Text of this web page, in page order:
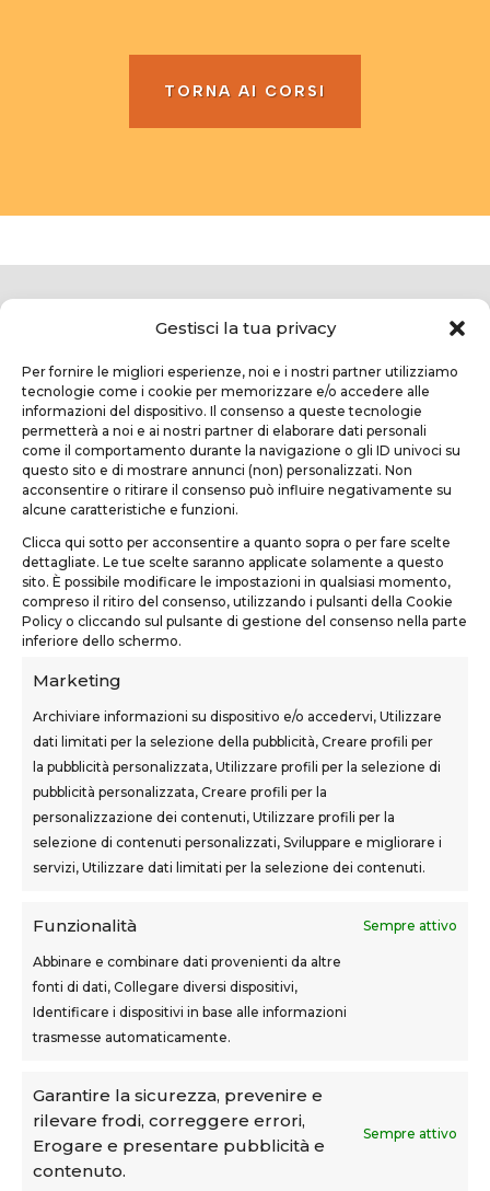
Gestisci la tua privacy
Per fornire le migliori esperienze, noi e i nostri partner utilizziamo
tecnologie come i cookie per memorizzare e/o accedere alle
informazioni del dispositivo. Il consenso a queste tecnologie
permetterà a noi e ai nostri partner di elaborare dati personali
come il comportamento durante la navigazione o gli ID univoci su
questo sito e di mostrare annunci (non) personalizzati. Non
acconsentire o ritirare il consenso può influire negativamente su
alcune caratteristiche e funzioni.
Clicca qui sotto per acconsentire a quanto sopra o per fare scelte
dettagliate. Le tue scelte saranno applicate solamente a questo
sito. È possibile modificare le impostazioni in qualsiasi momento,
compreso il ritiro del consenso, utilizzando i pulsanti della Cookie
Policy o cliccando sul pulsante di gestione del consenso nella parte
inferiore dello schermo.
Marketing
Archiviare informazioni su dispositivo e/o accedervi, Utilizzare
dati limitati per la selezione della pubblicità, Creare profili per
la pubblicità personalizzata, Utilizzare profili per la selezione di
pubblicità personalizzata, Creare profili per la
personalizzazione dei contenuti, Utilizzare profili per la
selezione di contenuti personalizzati, Sviluppare e migliorare i
servizi, Utilizzare dati limitati per la selezione dei contenuti.
Funzionalità Sempre attivo
Abbinare e combinare dati provenienti da altre
fonti di dati, Collegare diversi dispositivi,
Identificare i dispositivi in base alle informazioni
trasmesse automaticamente.
Garantire la sicurezza, prevenire e
rilevare frodi, correggere errori,
Erogare e presentare pubblicità e
contenuto.
Sempre attivo
TORNA AI CORSI
TEKNOFORM SRL
Castelfranco di Sotto (PI)
teknoform@teknoform.it
SEDI CORSI
Sovigliana – Vinci
Via F.lli Cairoli, 12
Castelfranco di Sotto
Teknoform srl – p.iva 05765060487 – Cap. Soc. euro
10.000 – CCIAA Toscana Nord Ovest – n.isc. REA PI-
Teknoform è Centro Formativo AiFOS (C.F.A.)